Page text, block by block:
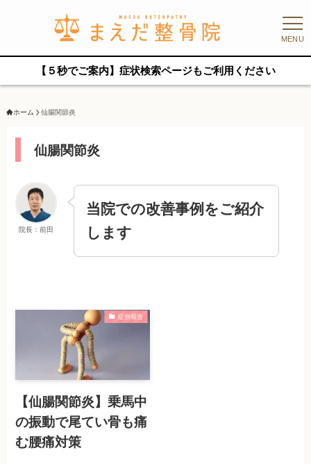
MENU
【５秒でご案内】症状検索ページもご利用ください
ホーム 仙腸関節炎
仙腸関節炎
院長：前田
当院での改善事例をご紹介
します
症例報告
【仙腸関節炎】乗馬中
の振動で尾てい骨も痛
む腰痛対策